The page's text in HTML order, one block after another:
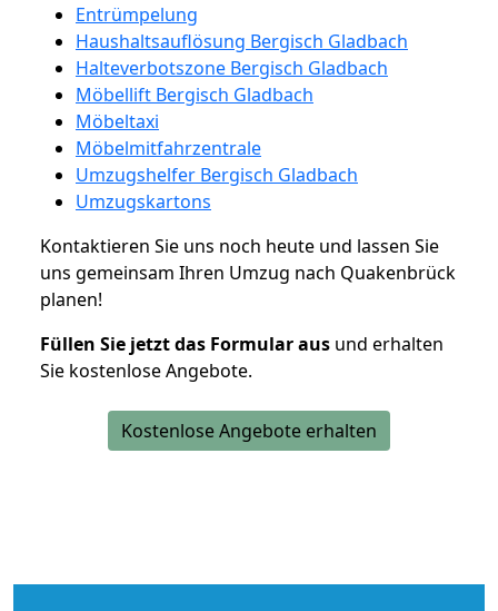
Entrümpelung
Haushaltsauflösung Bergisch Gladbach
Halteverbotszone Bergisch Gladbach
Möbellift Bergisch Gladbach
Möbeltaxi
Möbelmitfahrzentrale
Umzugshelfer Bergisch Gladbach
Umzugskartons
Kontaktieren Sie uns noch heute und lassen Sie
uns gemeinsam Ihren Umzug nach Quakenbrück
planen!
Füllen Sie jetzt das Formular aus und erhalten
Sie kostenlose Angebote.
Kostenlose Angebote erhalten